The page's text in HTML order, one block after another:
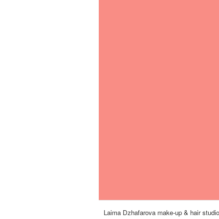
Laima Dzhafarova make-up & hair